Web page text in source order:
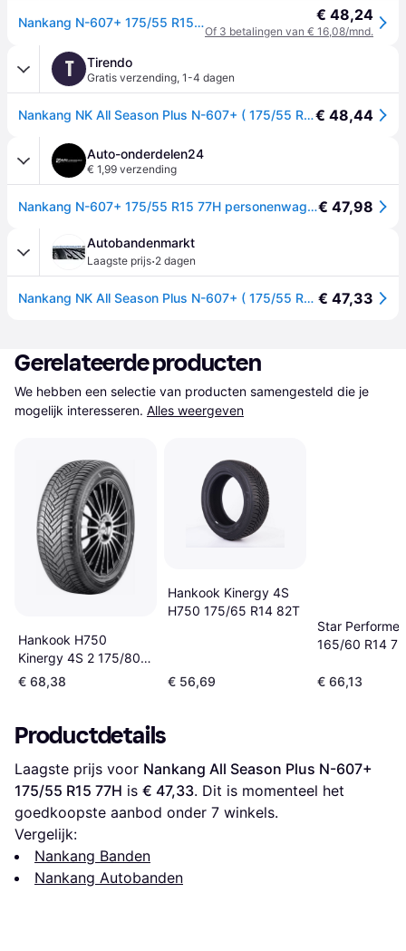
Nankang N-607+ 175/55 R15 77H personenwagen All-season banden Banden JC355 € 48,24
Of 3 betalingen van € 16,08/mnd.
T Tirendo
Gratis verzending, 1-4 dagen
Nankang NK All Season Plus N-607+ ( 175/55 R15 77H )€ 48,44
Auto-onderdelen24
€ 1,99 verzending
Nankang N-607+ 175/55 R15 77H personenwagen All-season banden Banden JC355€ 47,98
Autobandenmarkt
Laagste prijs·2 dagen
Nankang NK All Season Plus N-607+ ( 175/55 R15 77H ) € 47,33
Gerelateerde producten
We hebben een selectie van producten samengesteld die je
mogelijk interesseren. Alles weergeven
Hankook H750
Kinergy 4S 2 175/80
R14 88T 4PR
€ 68,38
Hankook Kinergy 4S
H750 175/65 R14 82T
€ 56,69
Star
165/60 R14
€ 66,13
Productdetails
Laagste prijs voor Nankang All Season Plus N-607+
175/55 R15 77H is € 47,33. Dit is momenteel het
goedkoopste aanbod onder 7 winkels.
Vergelijk:
Nankang Banden
Nankang Autobanden